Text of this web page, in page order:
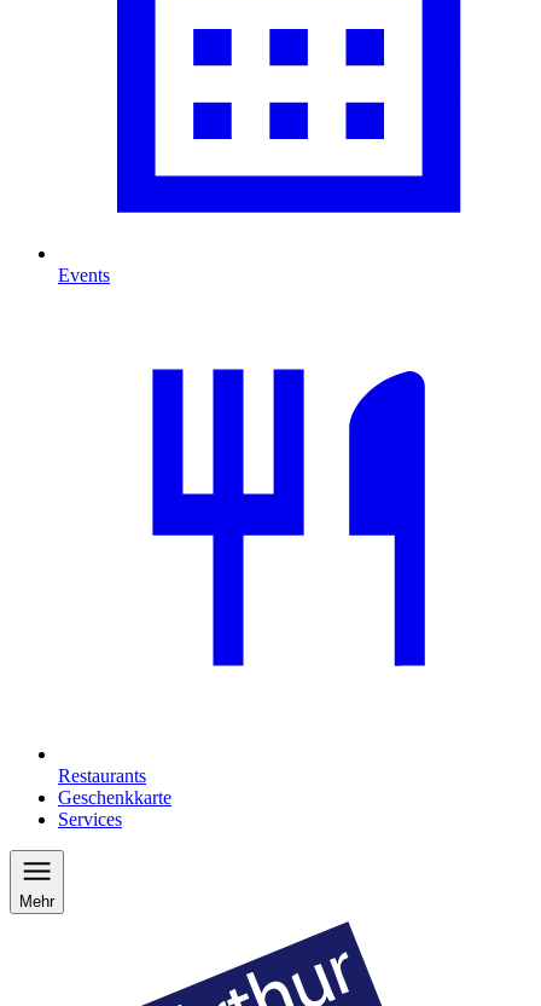
Events
Restaurants
Geschenkkarte
Services
Mehr